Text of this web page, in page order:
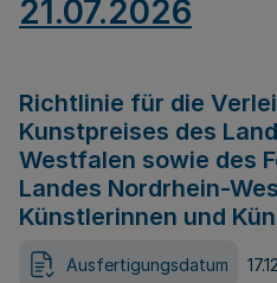
21.07.2026
Richtlinie für die
Kunstpreises des
Westfalen sowie des
Landes Nordrhein-
Künstlerinnen und
Ausfertigungsdatum